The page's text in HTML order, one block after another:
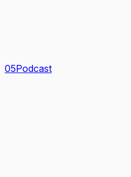
05Podcast